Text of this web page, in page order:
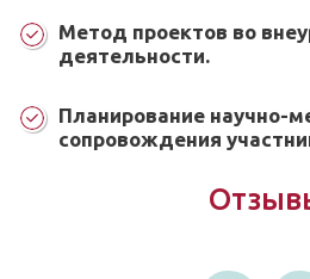
Метод проектов во
деятельности.
Планирование научно-
сопровождения